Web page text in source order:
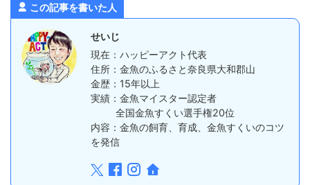
この記事を書いた人
せいじ
現在：ハッピーアクト代表
住所：金魚のふるさと奈良県大和郡山
金歴：15年以上
実績：金魚マイスター認定者
全国金魚すくい選手権20位
内容：金魚の飼育、育成、金魚すくいのコツ
を発信